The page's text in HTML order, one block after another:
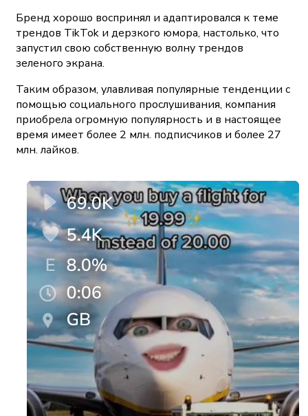
Бренд хорошо воспринял и адаптировался к теме
трендов TikTok и дерзкого юмора, настолько, что
запустил свою собственную волну трендов
зеленого экрана.
Таким образом, улавливая популярные тенденции с
помощью социального прослушивания, компания
приобрела огромную популярность и в настоящее
время имеет более 2 млн. подписчиков и более 27
млн. лайков.